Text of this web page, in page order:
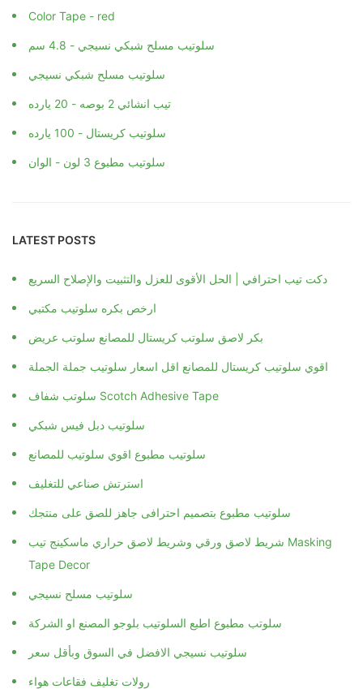
Color Tape - red
سلوتيب مسلح شبكي نسيجي - 4.8 سم
سلوتيب مسلح شبكي نسيجي
تيب انشائي 2 بوصه - 20 يارده
سلوتيب كريستال - 100 يارده
سلوتيب مطبوع 3 لون - الوان
LATEST POSTS
دكت تيب احترافي | الحل الأقوى للعزل والتثبيت والإصلاح السريع
ارخص بكره سلوتيب مكتبي
بكر لاصق سلوتب كريستال للمصانع سلوتب عريض
اقوي سلوتيب كريستال للمصانع اقل اسعار سلوتيب جملة الجملة
سلوتب شفاف Scotch Adhesive Tape
سلوتيب دبل فيس شبكي
سلوتيب مطبوع اقوي سلوتيب للمصانع
استرتش صناعي للتغليف
سلوتيب مطبوع بتصميم احترافى جاهز للصق على منتجك
شريط لاصق ورقي وشريط لاصق حراري ماسكينج تيب Masking
Tape Decor
سلوتيب مسلح نسيجي
سلوتب مطبوع اطبع السلوتيب بلوجو المصنع او الشركة
سلوتيب نسيجي الافضل في السوق وبأقل سعر
رولات تغليف فقاعات هواء